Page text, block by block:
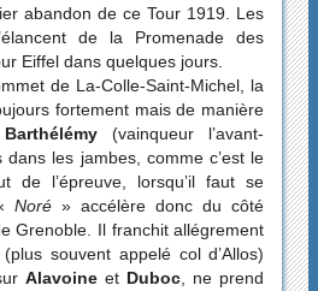
abandon de ce Tour 1919. Les
de la Promenade des
Eiffel dans quelques jours.
de La-Colle-Saint-Michel, la
fortement mais de manière
(vainqueur l’avant-
les jambes, comme c’est le
de l’épreuve, lorsqu’il faut se
«Noré » accélère donc du côté
Grenoble. Il franchit allégrement
souvent appelé col d’Allos)
Alavoineet Duboc , ne prend